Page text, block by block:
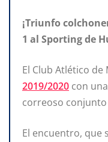
¡Triunfo
1 al Sporting de
El Club Atlético
2019/2020 con
correoso
El encuentro, que